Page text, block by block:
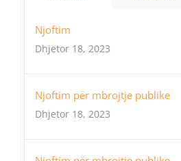
Njoftim
Dhjetor 18, 2023
Njoftim për mbrojtje publike
Dhjetor 18, 2023